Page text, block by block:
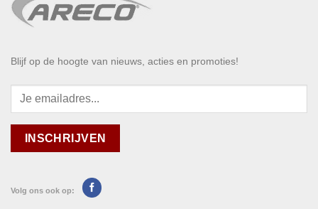
Blijf op de hoogte van nieuws, acties en promoties!
Volg ons ook op: